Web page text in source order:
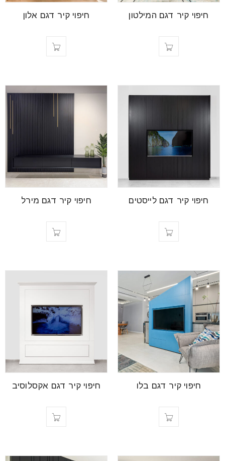
חיפוי קיר דגם המילטון חיפוי קיר דגם אלון
חיפוי קיר דגם לייסטים חיפוי קיר דגם מירל
חיפוי קיר דגם בלו חיפוי קיר דגם אקסלוסיב